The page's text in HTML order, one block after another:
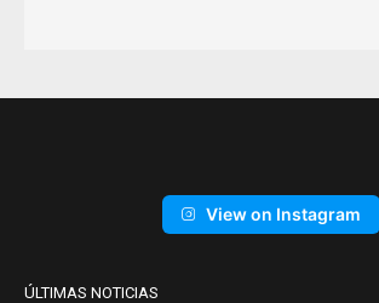
View on Instagram
ÚLTIMAS NOTICIAS